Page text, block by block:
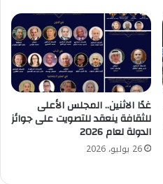
غدًا الاثنين.. المجلس الأعلى
للثقافة ينعقد للتصويت على جوائز
الدولة لعام 2026
26 يوليو، 2026